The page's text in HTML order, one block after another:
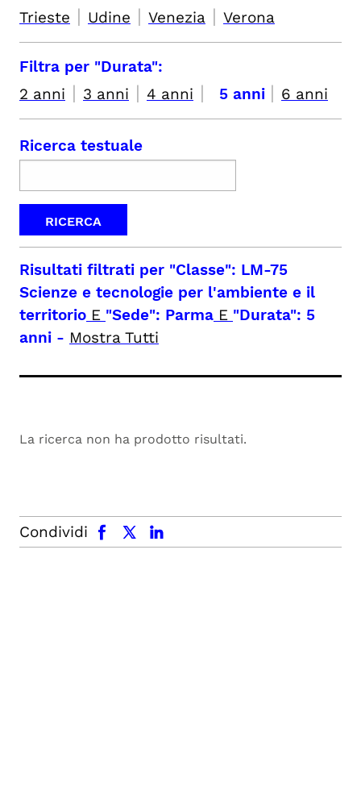
Trieste | Udine | Venezia | Verona
Filtra per "Durata":
2 anni | 3 anni | 4 anni | 5 anni | 6 anni
Ricerca testuale
Risultati filtrati per "Classe": LM-75
Scienze e tecnologie per l'ambiente e il
territorio E "Sede": Parma E "Durata": 5
anni - Mostra Tutti
La ricerca non ha prodotto risultati.
Condividi
facebook x.com linkedin